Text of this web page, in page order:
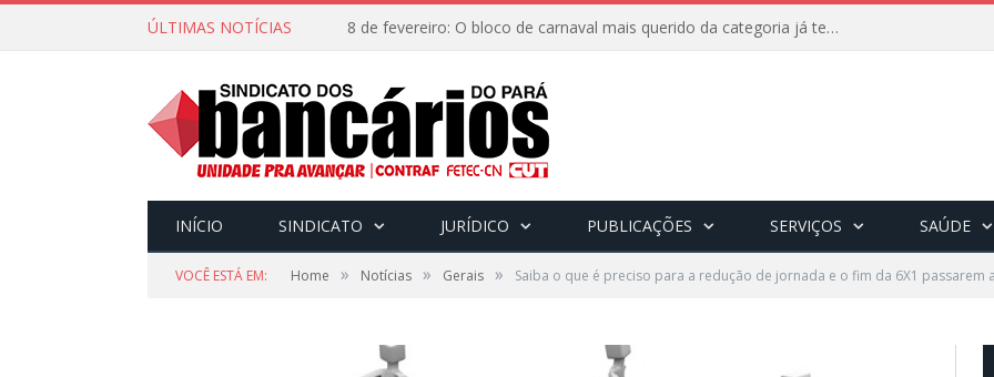
ÚLTIMAS NOTÍCIAS 8 de fevereiro: O bloco de carnaval mais querido da categoria já tem data. Vem pro CarnaBancários 2025!
INÍCIO SINDICATO JURÍDICO PUBLICAÇÕES SERVIÇOS SAÚDE
VOCÊ ESTÁ EM: Home » Notícias » Gerais » Saiba o que é preciso para a redução de jornada e o fim da 6X1 passarem